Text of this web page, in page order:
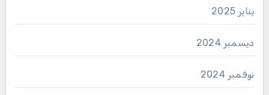
يناير 2025
ديسمبر 2024
نوفمبر 2024